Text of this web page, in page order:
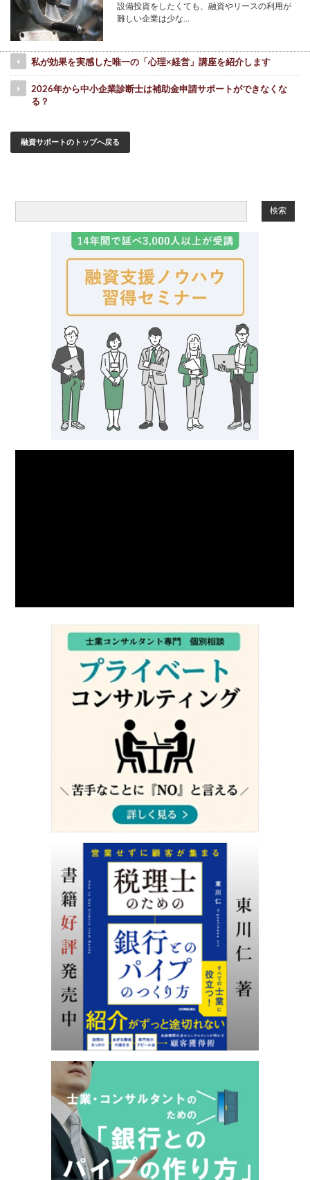
設備投資をしたくても、融資やリースの利用が
難しい企業は少な…
私が効果を実感した唯一の「心理×経営」講座を紹介します
2026年から中小企業診断士は補助金申請サポートができなくな
る？
融資サポートのトップへ戻る